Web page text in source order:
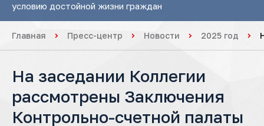
условию достойной жизни граждан
Главная Пресс-центр Новости 2025 год
На заседании Коллегии
рассмотрены Заключения
Контрольно-счетной палаты